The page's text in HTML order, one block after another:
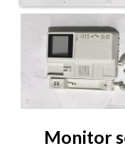
Monitor